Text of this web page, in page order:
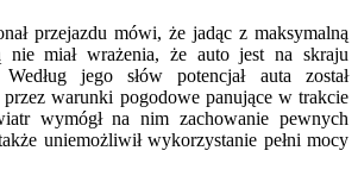
przejazdu mówi, że jadąc z maksymalną
nie miał wrażenia, że auto jest na skraju
jego słów potencjał auta został
warunki pogodowe panujące w trakcie
wymógł na nim zachowanie pewnych
uniemożliwił wykorzystanie pełni mocy